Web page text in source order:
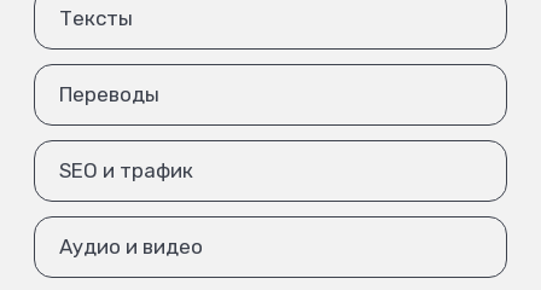
Тексты
Переводы
SEO и трафик
Аудио и видео